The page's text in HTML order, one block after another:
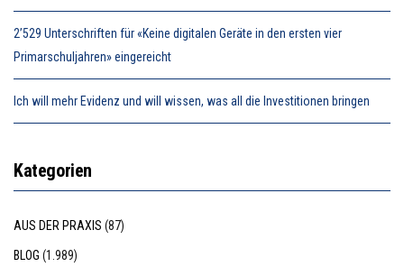
2’529 Unterschriften für «Keine digitalen Geräte in den ersten vier
Primarschuljahren» eingereicht
Ich will mehr Evidenz und will wissen, was all die Investitionen bringen
Kategorien
AUS DER PRAXIS (87)
BLOG (1.989)